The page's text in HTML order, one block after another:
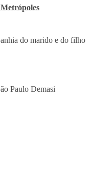
Metrópoles